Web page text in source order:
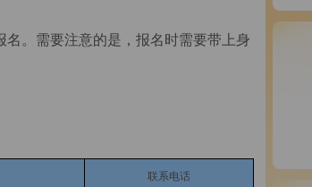
。需要注意的是，报名时需要带上身
联系电话